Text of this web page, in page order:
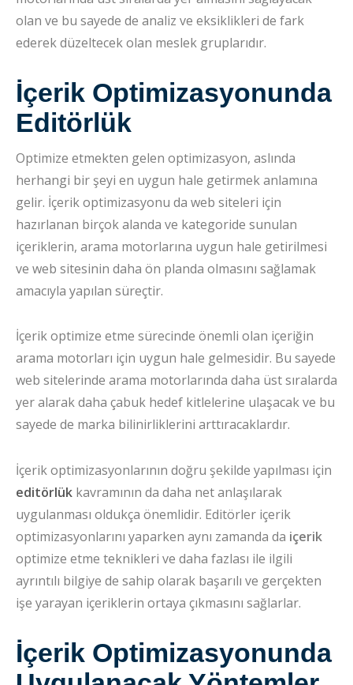
olan ve bu sayede de analiz ve eksiklikleri de fark
ederek düzeltecek olan meslek gruplarıdır.
İçerik Optimizasyonunda
Editörlük
Optimize etmekten gelen optimizasyon, aslında
herhangi bir şeyi en uygun hale getirmek anlamına
gelir. İçerik optimizasyonu da web siteleri için
hazırlanan birçok alanda ve kategoride sunulan
içeriklerin, arama motorlarına uygun hale getirilmesi
ve web sitesinin daha ön planda olmasını sağlamak
amacıyla yapılan süreçtir.
İçerik optimize etme sürecinde önemli olan içeriğin
arama motorları için uygun hale gelmesidir. Bu sayede
web sitelerinde arama motorlarında daha üst sıralarda
yer alarak daha çabuk hedef kitlelerine ulaşacak ve bu
sayede de marka bilinirliklerini arttıracaklardır.
İçerik optimizasyonlarının doğru şekilde yapılması için
editörlük kavramının da daha net anlaşılarak
uygulanması oldukça önemlidir. Editörler içerik
optimizasyonlarını yaparken aynı zamanda da içerik
optimize etme teknikleri ve daha fazlası ile ilgili
ayrıntılı bilgiye de sahip olarak başarılı ve gerçekten
işe yarayan içeriklerin ortaya çıkmasını sağlarlar.
İçerik Optimizasyonunda